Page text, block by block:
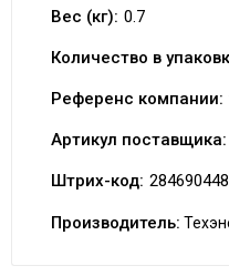
Вес (кг): 0.7
Количество в
Референс компании:
Артикул поставщика:
Штрих-код:
Производитель: